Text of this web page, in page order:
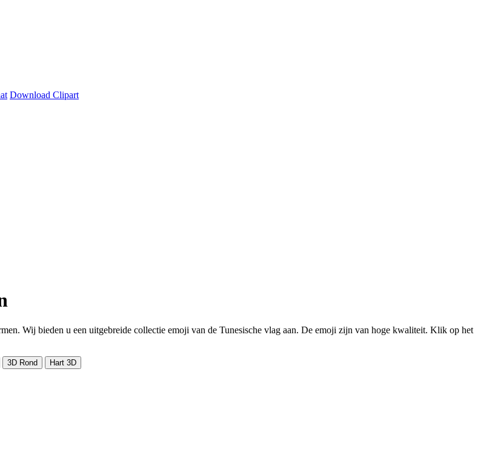
Download Clipart
Wij bieden u een uitgebreide collectie emoji van de Tunesische vlag aan. De emoji zijn van hoge kwaliteit. Klik op het
3D Rond Hart 3D